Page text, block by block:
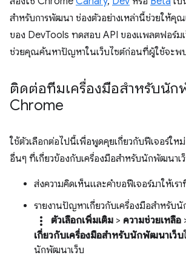
สำหรับการพัฒนา ช่องตัวอย่างเหล่านี้ช่วยให้คุณ
ของ DevTools ทดสอบ API ของแพลตฟอร์ม
ช่วยคุณค้นหาปัญหาในเว็บไซต์ก่อนที่ผู้ใช้จะพ
ติดต่อทีมเครื่องมือสำหรับนัก
Chrome
ใช้ตัวเลือกต่อไปนี้เพื่อพูดคุยเกี่ยวกับฟีเจอร์ให
อื่นๆ ที่เกี่ยวข้องกับเครื่องมือสำหรับนักพัฒนาเ
ส่งความคิดเห็นและคำขอฟีเจอร์มาให้เรา
รายงานปัญหาเกี่ยวกับเครื่องมือสำหรับ
more_vert ตัวเลือกเพิ่มเติม > ความช่วยเหลือ
เกี่ยวกับเครื่องมือสำหรับนักพัฒนาเว็บ
นักพัฒนาเว็บ